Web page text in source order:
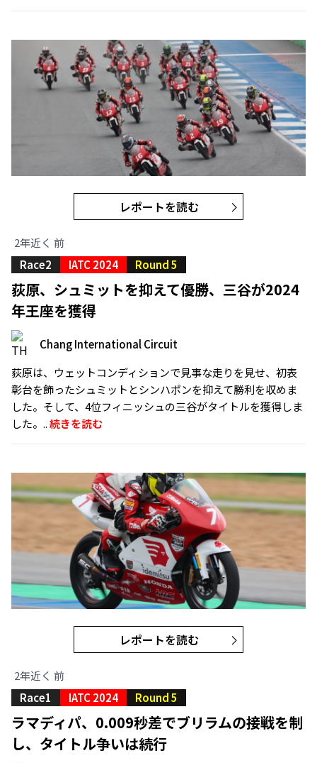
レポートを読む
2年近く 前
Race2
IATC 2024 Round 5
荻原、シュミットを抑えて優勝、三谷が2024
年王座を獲得
Chang International Circuit
荻原は、ウェットコンディションで見事な走りを見せ、初表
彰台を飾ったシュミットとシンハポンを抑えて勝利を収めま
した。そして、4位フィニッシュの三谷がタイトルを獲得しま
した。..続きを読む
レポートを読む
2年近く 前
Race1
IATC 2024 Round 5
ラマディパ、0.009秒差でブリラムの接戦を制
し、タイトル争いは続行